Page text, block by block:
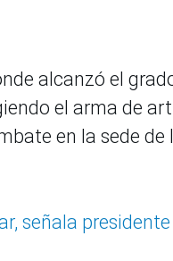
alcanzó el
el arma de
en la sede de
señala